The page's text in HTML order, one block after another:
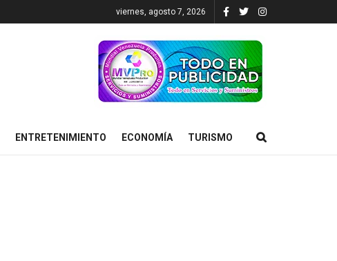
viernes, agosto 7, 2026
ENTRETENIMIENTO ECONOMÍA TURISMO